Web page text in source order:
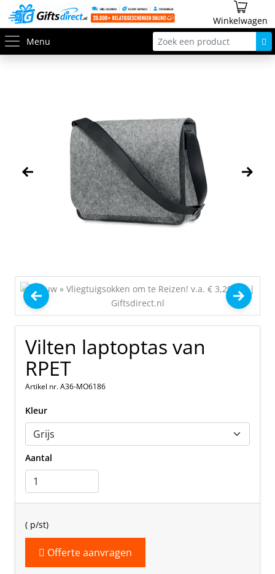
Winkelwagen
Menu
Vilten laptoptas van
RPET
Artikel nr. A36-MO6186
Kleur
Aantal
( p/st)
Offerte aanvragen